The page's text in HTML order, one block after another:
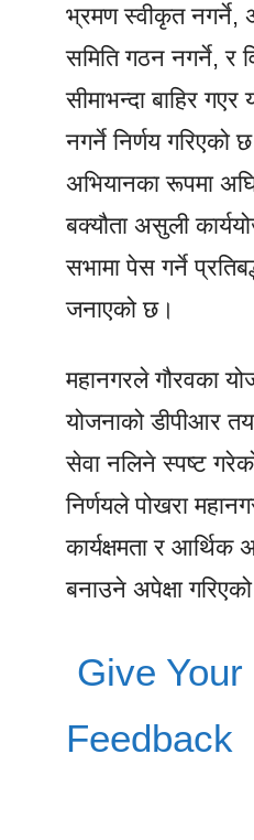
भ्रमण स्वीकृत नगर्ने,
समिति गठन नगर्ने, र
सीमाभन्दा बाहिर
नगर्ने निर्णय
अभियानका रूपमा
बक्यौता असुली
सभामा पेस गर्ने
जनाएको छ।
महानगरले गौरवका
योजनाको डीपीआर
सेवा नलिने स्पष्ट
निर्णयले पोखरा
कार्यक्षमता र
बनाउने अपेक्षा
Give Your
Feedback